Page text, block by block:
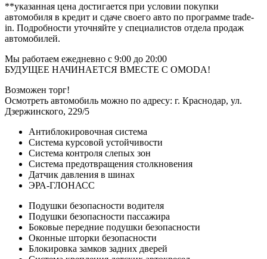
**указанная цена достигается при условии покупки
автомобиля в кредит и сдаче своего авто по программе trаdе-
in. Подробности уточняйте у специалистов отдела продаж
автомобилей.
Мы работаем ежедневно с 9:00 до 20:00
БУДУЩЕЕ НАЧИНАЕТСЯ ВМЕСТЕ С ОМОDА!
Возможен торг!
Осмотреть автомобиль можно по адресу: г. Краснодар, ул.
Дзержинского, 229/5
Антиблокировочная система
Система курсовой устойчивости
Система контроля слепых зон
Система предотвращения столкновения
Датчик давления в шинах
ЭРА-ГЛОНАСС
Подушки безопасности водителя
Подушки безопасности пассажира
Боковые передние подушки безопасности
Оконные шторки безопасности
Блокировка замков задних дверей